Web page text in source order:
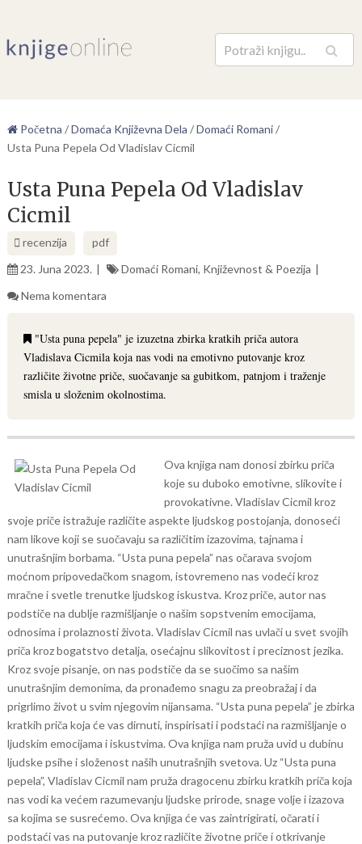
Pretraga
Početna /Domaća Književna Dela /Domaći Romani/
Usta Puna Pepela Od Vladislav Cicmil
Usta Puna Pepela Od Vladislav
Cicmil
recenzija
pdf
23. Juna 2023.
Domaći Romani, Književnost & Poezija
Nema komentara
"Usta puna pepela" je izuzetna zbirka kratkih priča autora
Vladislava Cicmila koja nas vodi na emotivno putovanje kroz
različite životne priče, suočavanje sa gubitkom, patnjom i traženje
smisla u složenim okolnostima.
Ova knjiga nam donosi zbirku priča
koje su duboko emotivne, slikovite i
provokativne. Vladislav Cicmil kroz
svoje priče istražuje različite aspekte ljudskog postojanja, donoseći
nam likove koji se suočavaju sa različitim izazovima, tajnama i
unutrašnjim borbama. “Usta puna pepela” nas očarava svojom
moćnom pripovedačkom snagom, istovremeno nas vodeći kroz
mračne i svetle trenutke ljudskog iskustva. Kroz priče, autor nas
podstiče na dublje razmišljanje o našim sopstvenim emocijama,
odnosima i prolaznosti života. Vladislav Cicmil nas uvlači u svet svojih
priča kroz bogatstvo detalja, osećajnu slikovitost i preciznost jezika.
Kroz svoje pisanje, on nas podstiče da se suočimo sa našim
unutrašnjim demonima, da pronađemo snagu za preobražaj i da
prigrlimo život u svim njegovim nijansama. “Usta puna pepela” je zbirka
kratkih priča koja će vas dirnuti, inspirisati i podstaći na razmišljanje o
ljudskim emocijama i iskustvima. Ova knjiga nam pruža uvid u dubinu
ljudske psihe i složenost naših unutrašnjih svetova. Uz “Usta puna
pepela”, Vladislav Cicmil nam pruža dragocenu zbirku kratkih priča koja
nas vodi ka većem razumevanju ljudske prirode, snage volje i izazova
sa kojima se susrećemo. Ova knjiga će vas zaintrigirati, očarati i
podstaći vas na putovanje kroz različite životne priče i otkrivanje